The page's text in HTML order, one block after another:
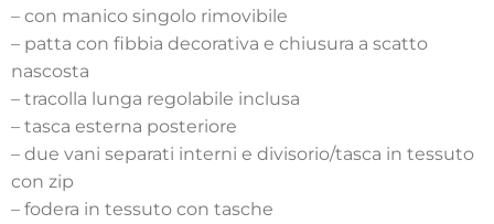
– con manico singolo rimovibile
– patta con fibbia decorativa e chiusura a scatto
nascosta
– tracolla lunga regolabile inclusa
– tasca esterna posteriore
– due vani separati interni e divisorio/tasca in tessuto
con zip
– fodera in tessuto con tasche